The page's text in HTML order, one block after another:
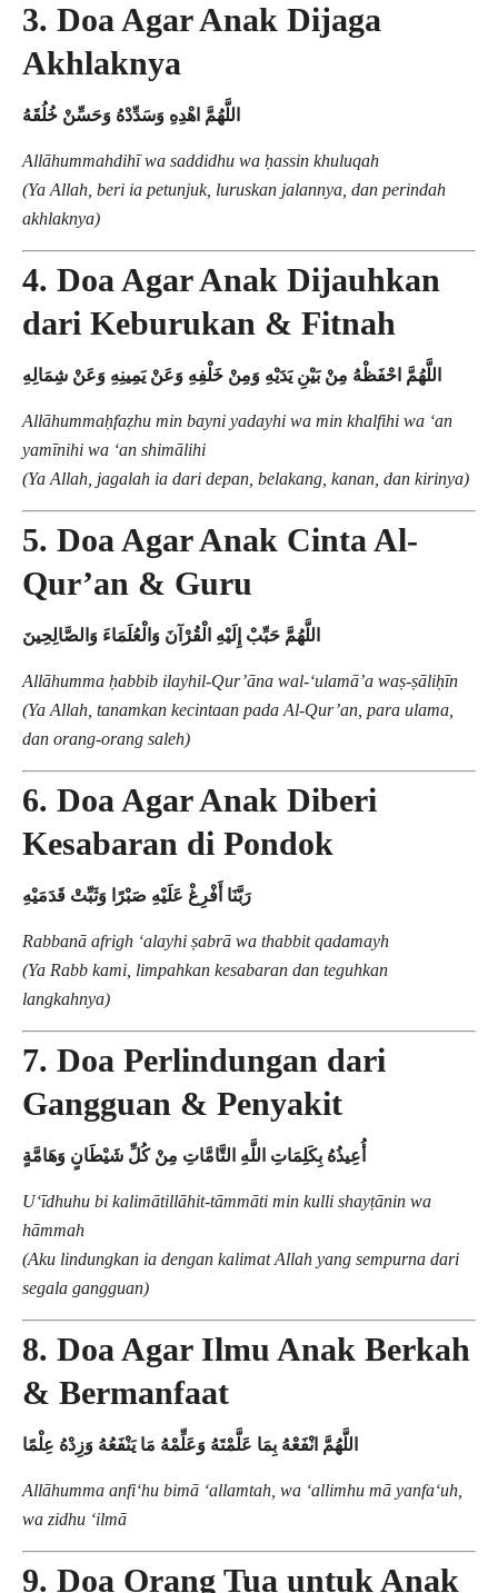
3. Doa Agar Anak Dijaga
Akhlaknya
اللَّهُمَّ اهْدِهِ وَسَدِّدْهُ وَحَسِّنْ خُلُقَهُ
Allāhummahdihī wa saddidhu wa ḥassin khuluqah
(Ya Allah, beri ia petunjuk, luruskan jalannya, dan perindah
akhlaknya)
4. Doa Agar Anak Dijauhkan
dari Keburukan & Fitnah
اللَّهُمَّ احْفَظْهُ مِنْ بَيْنِ يَدَيْهِ وَمِنْ خَلْفِهِ وَعَنْ يَمِينِهِ وَعَنْ شِمَالِهِ
Allāhummaḥfaẓhu min bayni yadayhi wa min khalfihi wa ‘an
yamīnihi wa ‘an shimālihi
(Ya Allah, jagalah ia dari depan, belakang, kanan, dan kirinya)
5. Doa Agar Anak Cinta Al-
Qur’an & Guru
اللَّهُمَّ حَبِّبْ إِلَيْهِ الْقُرْآنَ وَالْعُلَمَاءَ وَالصَّالِحِينَ
Allāhumma ḥabbib ilayhil-Qur’āna wal-‘ulamā’a waṣ-ṣāliḥīn
(Ya Allah, tanamkan kecintaan pada Al-Qur’an, para ulama,
dan orang-orang saleh)
6. Doa Agar Anak Diberi
Kesabaran di Pondok
رَبَّنَا أَفْرِغْ عَلَيْهِ صَبْرًا وَثَبِّتْ قَدَمَيْهِ
Rabbanā afrigh ‘alayhi ṣabrā wa thabbit qadamayh
(Ya Rabb kami, limpahkan kesabaran dan teguhkan
langkahnya)
7. Doa Perlindungan dari
Gangguan & Penyakit
أُعِيذُهُ بِكَلِمَاتِ اللَّهِ التَّامَّاتِ مِنْ كُلِّ شَيْطَانٍ وَهَامَّةٍ
U‘īdhuhu bi kalimātillāhit-tāmmāti min kulli shayṭānin wa
hāmmah
(Aku lindungkan ia dengan kalimat Allah yang sempurna dari
segala gangguan)
8. Doa Agar Ilmu Anak Berkah
& Bermanfaat
اللَّهُمَّ انْفَعْهُ بِمَا عَلَّمْتَهُ وَعَلِّمْهُ مَا يَنْفَعُهُ وَزِدْهُ عِلْمًا
Allāhumma anfi‘hu bimā ‘allamtah, wa ‘allimhu mā yanfa‘uh,
wa zidhu ‘ilmā
9. Doa Orang Tua untuk Anak